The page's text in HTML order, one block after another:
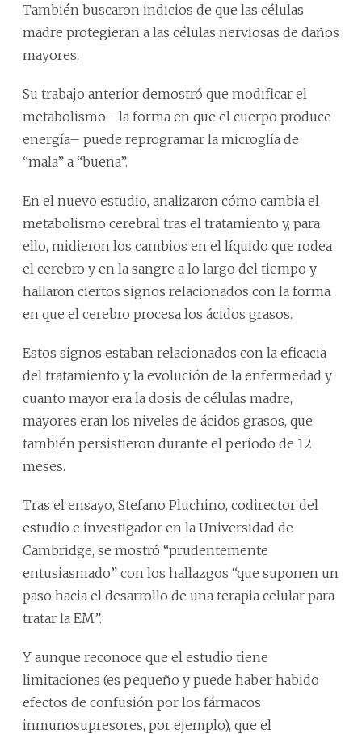
También buscaron indicios de que las células
madre protegieran a las células nerviosas de daños
mayores.
Su trabajo anterior demostró que modificar el
metabolismo –la forma en que el cuerpo produce
energía– puede reprogramar la microglía de
“mala” a “buena”.
En el nuevo estudio, analizaron cómo cambia el
metabolismo cerebral tras el tratamiento y, para
ello, midieron los cambios en el líquido que rodea
el cerebro y en la sangre a lo largo del tiempo y
hallaron ciertos signos relacionados con la forma
en que el cerebro procesa los ácidos grasos.
Estos signos estaban relacionados con la eficacia
del tratamiento y la evolución de la enfermedad y
cuanto mayor era la dosis de células madre,
mayores eran los niveles de ácidos grasos, que
también persistieron durante el periodo de 12
meses.
Tras el ensayo, Stefano Pluchino, codirector del
estudio e investigador en la Universidad de
Cambridge, se mostró “prudentemente
entusiasmado” con los hallazgos “que suponen un
paso hacia el desarrollo de una terapia celular para
tratar la EM”.
Y aunque reconoce que el estudio tiene
limitaciones (es pequeño y puede haber habido
efectos de confusión por los fármacos
inmunosupresores, por ejemplo), que el